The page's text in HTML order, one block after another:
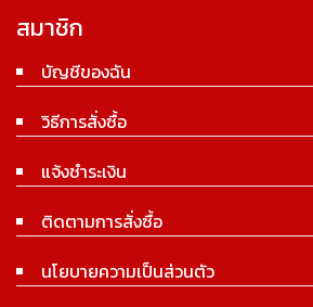
สมาชิก
บัญชีของฉัน
วิธีการสั่งซื้อ
แจ้งชำระเงิน
ติดตามการสั่งซื้อ
นโยบายความเป็นส่วนตัว